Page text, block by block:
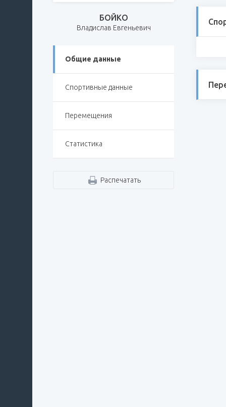
БОЙКО
Владислав Евгеньевич
Общие данные
Спортивные данные
Перемещения
Статистика
Распечатать